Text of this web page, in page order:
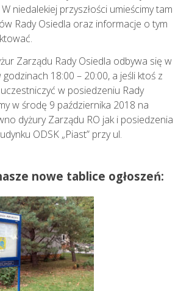
niedalekiej przyszłości umieścimy tam
Rady Osiedla oraz informacje o tym
Zarządu Rady Osiedla odbywa się w
godzinach 18:00 – 20:00, a jeśli ktoś z
w posiedzeniu Rady
w środę 9 października 2018 na
dyżury Zarządu RO jak i posiedzenia
ODSK „Piast” przy ul.
nowe tablice ogłoszeń: